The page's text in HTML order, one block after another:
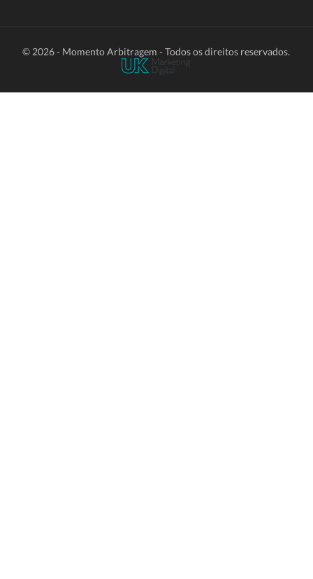
© 2026 - Momento Arbitragem - Todos os direitos reservados.